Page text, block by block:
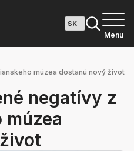
Menu
múzea dostanú nový život
negatívy z
múzea